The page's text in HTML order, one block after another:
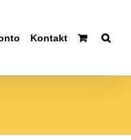
Kontakt